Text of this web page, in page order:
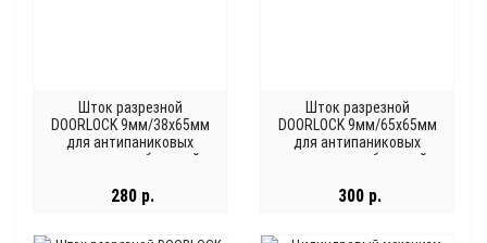
Шток разрезной
DOORLOCK 9мм/38x65мм
для антипаниковых
замков, серебристый
280 р.
Шток разрезной
DOORLOCK 9мм/65x65мм
для антипаниковых
замков, серебристый
300 р.